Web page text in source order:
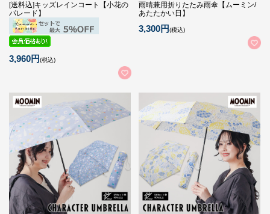
[送料込]キッズレインコート【小花の
パレード】
3,960円(税込)
雨晴兼用折りたたみ雨傘【ムーミン/
あたたかい日】
3,300円(税込)